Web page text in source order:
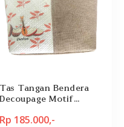
Tas Tangan Bendera
Decoupage Motif
Rp 185.000,-